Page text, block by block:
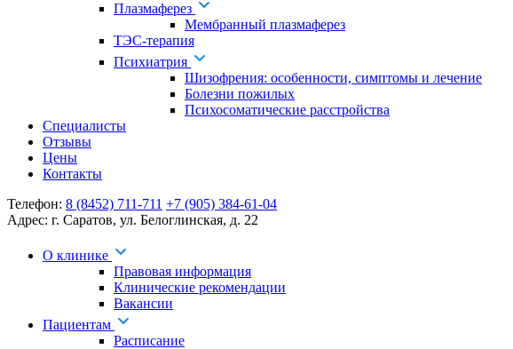
Плазмаферез
Мембранный плазмаферез
ТЭС-терапия
Психиатрия
Шизофрения: особенности, симптомы и лечение
Болезни пожилых
Психосоматические расстройства
Специалисты
Отзывы
Цены
Контакты
Телефон: 8 (8452) 711-711 +7 (905) 384-61-04
Адрес: г. Саратов, ул. Белоглинская, д. 22
О клинике
Правовая информация
Клинические рекомендации
Вакансии
Пациентам
Расписание